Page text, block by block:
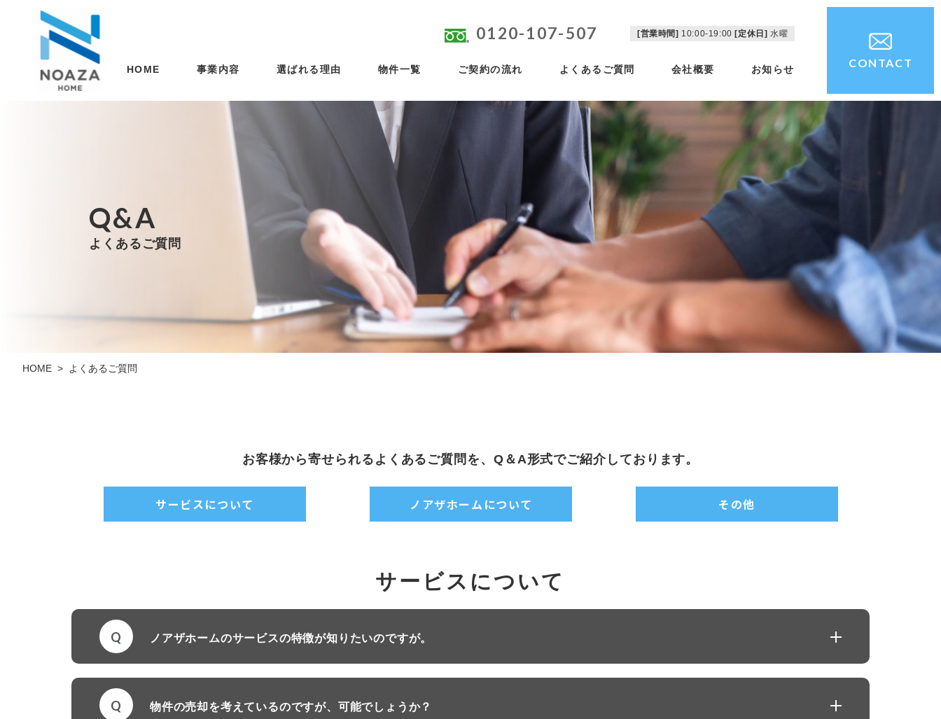
0120-107-507 [営業時間] 10:00-19:00 [定休日] 水曜
HOME 事業内容 選ばれる理由 物件一覧 ご契約の流れ よくあるご質問 会社概要 お知らせ CONTACT
Q&A
よくあるご質問
HOME > よくあるご質問
お客様から寄せられるよくあるご質問を、Q＆A形式でご紹介しております。
サービスについて ノアザホームについて その他
サービスについて
Q ノアザホームのサービスの特徴が知りたいのですが。
Q 物件の売却を考えているのですが、可能でしょうか？